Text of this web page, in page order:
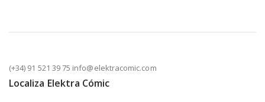
(+34) 91 521 39 75 info@elektracomic.com
Localiza Elektra Cómic